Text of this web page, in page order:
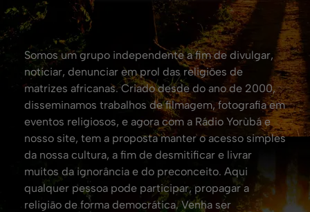
Somos um grupo independente a fim de divulgar,
noticiar, denunciar em prol das religiões de
matrizes africanas. Criado desde do ano de 2000,
disseminamos trabalhos de filmagem, fotografia em
eventos religiosos, e agora com a Rádio Yorùbá e
nosso site, tem a proposta manter o acesso simples
da nossa cultura, a fim de desmitificar e livrar
muitos da ignorância e do preconceito. Aqui
qualquer pessoa pode participar, propagar a
religião de forma democrática. Venha ser